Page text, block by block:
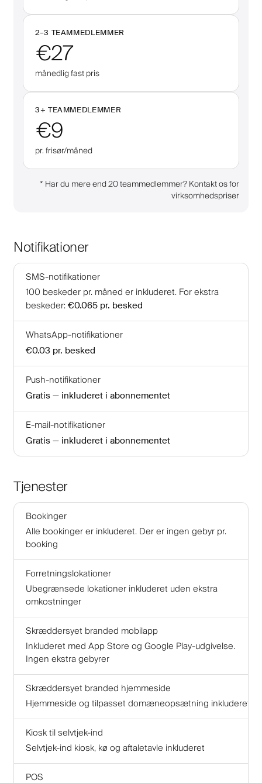
2–3 TEAMMEDLEMMER
€27
månedlig fast pris
3+ TEAMMEDLEMMER
€9
pr. frisør/måned
* Har du mere end 20 teammedlemmer? Kontakt os for
virksomhedspriser
Notifikationer
SMS-notifikationer
100 beskeder pr. måned er inkluderet. For ekstra
beskeder: €0.065 pr. besked
WhatsApp-notifikationer
€0.03 pr. besked
Push-notifikationer
Gratis — inkluderet i abonnementet
E-mail-notifikationer
Gratis — inkluderet i abonnementet
Tjenester
Bookinger
Alle bookinger er inkluderet. Der er ingen gebyr pr.
booking
Forretningslokationer
Ubegrænsede lokationer inkluderet uden ekstra
omkostninger
Skræddersyet branded mobilapp
Inkluderet med App Store og Google Play-udgivelse.
Ingen ekstra gebyrer
Skræddersyet branded hjemmeside
Hjemmeside og tilpasset domæneopsætning inkluderet
Kiosk til selvtjek-ind
Selvtjek-ind kiosk, kø og aftaletavle inkluderet
POS